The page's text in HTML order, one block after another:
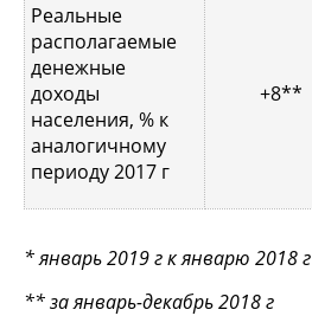
Реальные
располагаемые
денежные
доходы
населения, % к
аналогичному
периоду 2017 г
+8**
* январь 2019 г к январю 2018 г
** за январь-декабрь 2018 г